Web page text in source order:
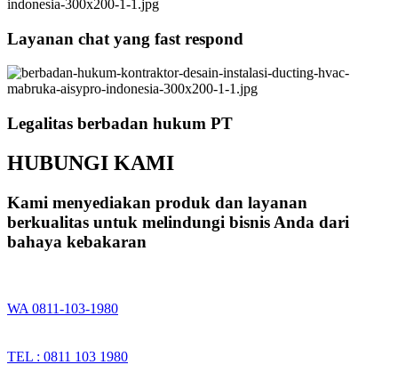
Layanan chat yang fast respond
Legalitas berbadan hukum PT
HUBUNGI KAMI
Kami menyediakan produk dan layanan
berkualitas untuk melindungi bisnis Anda dari
bahaya kebakaran
WA 0811-103-1980
TEL : 0811 103 1980